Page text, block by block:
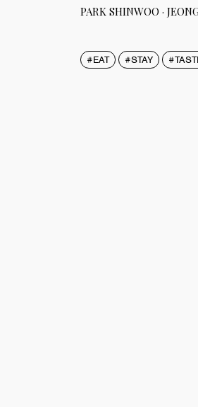
PARK SHINWOO ·
#EAT #STAY